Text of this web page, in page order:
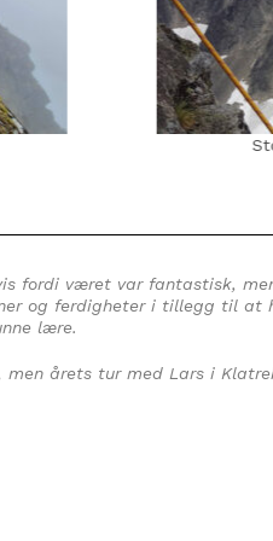
fordi været var fantastisk,
og ferdigheter i tillegg til at
lære.
årets tur med Lars i